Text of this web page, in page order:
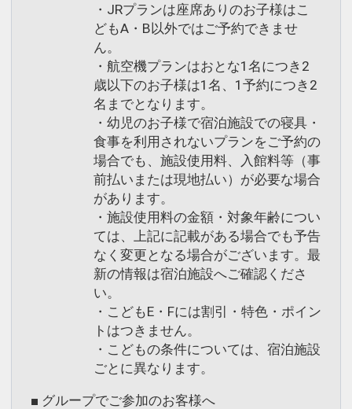
・JRプランは座席ありのお子様はこ
どもA・B以外ではご予約できませ
ん。
・航空機プランはおとな1名につき2
歳以下のお子様は1名、1予約につき2
名までとなります。
・幼児のお子様で宿泊施設での寝具・
食事を利用されないプランをご予約の
場合でも、施設使用料、入館料等（事
前払いまたは現地払い）が必要な場合
があります。
・施設使用料の金額・対象年齢につい
ては、上記に記載がある場合でも予告
なく変更となる場合がございます。最
新の情報は宿泊施設へご確認くださ
い。
・こどもE・Fには割引・特色・ポイン
トはつきません。
・こどもの条件については、宿泊施設
ごとに異なります。
■ グループでご参加のお客様へ